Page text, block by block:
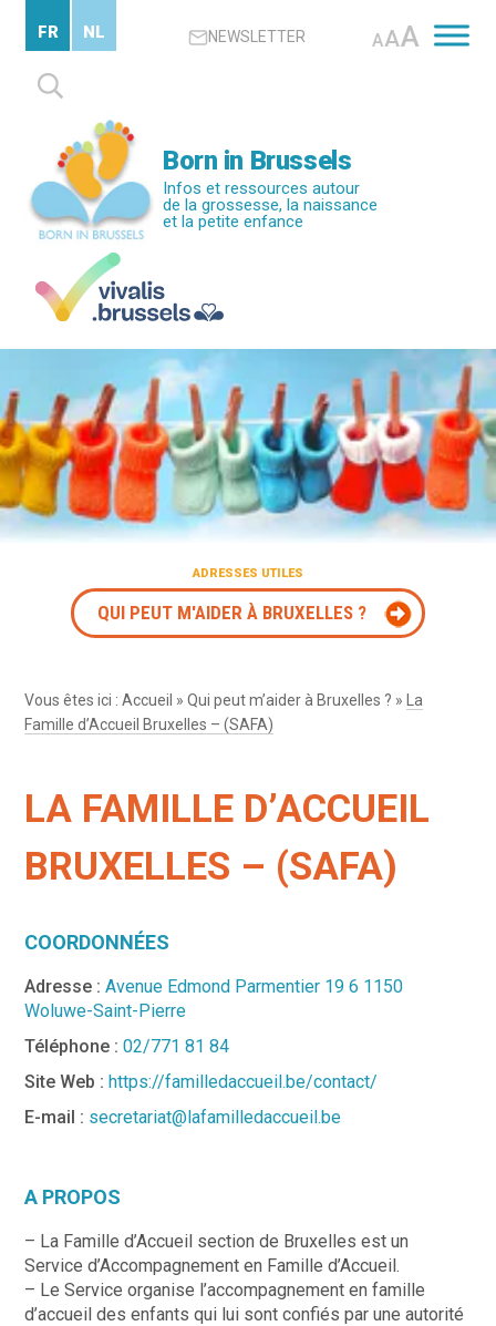
contenu
principal
NEWSLETTER AAA
Rechercher :
FR NL
Born in Brussels
Infos et ressources autour
de la grossesse, la naissance
et la petite enfance
ADRESSES UTILES
QUI PEUT M'AIDER À BRUXELLES ?
Vous êtes ici :Accueil »Qui peut m’aider à Bruxelles ? »
La
Famille d’Accueil Bruxelles – (SAFA)
LA FAMILLE D’ACCUEIL
BRUXELLES – (SAFA)
COORDONNÉES
Adresse : Avenue Edmond Parmentier 19 6 1150
Woluwe-Saint-Pierre
Téléphone :02/771 81 84
Site Web : https://familledaccueil.be/contact/
E-mail : secretariat@lafamilledaccueil.be
A PROPOS
– La Famille d’Accueil section de Bruxelles est un
Service d’Accompagnement en Famille d’Accueil.
– Le Service organise l’accompagnement en famille
d’accueil des enfants qui lui sont confiés par une autorité